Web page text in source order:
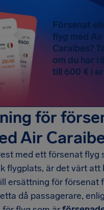
Försenat
flyg med Air
Caraibes?
om du har
till 600 € i
för
Air
med ett försenat flyg
flygplats, är det värt att
ersättning för försenat
då passagerare,